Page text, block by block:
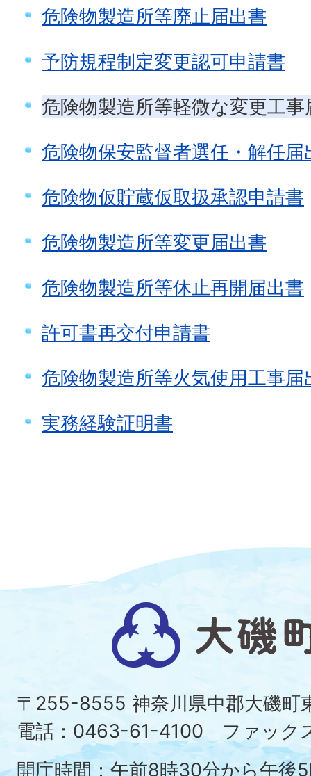
危険物製造所等廃止届出書
予防規程制定変更認可申請書
危険物製造所等軽微な変更工事
危険物保安監督者選任・解任届
危険物仮貯蔵仮取扱承認申請書
危険物製造所等変更届出書
危険物製造所等休止再開届出書
許可書再交付申請書
危険物製造所等火気使用工事届
実務経験証明書
大
磯
町
〒255-8555 神奈川県中郡大磯
電話：0463-61-4100 ファック
開庁時間：午前8時30分から午後